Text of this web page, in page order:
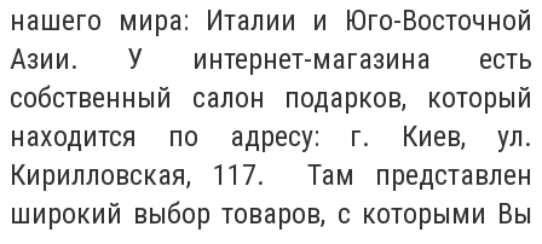
нашего мира: Италии и Юго-Восточной
Азии. У интернет-магазина есть
собственный салон подарков, который
находится по адресу: г. Киев, ул.
Кирилловская, 117. Там представлен
широкий выбор товаров, с которыми Вы